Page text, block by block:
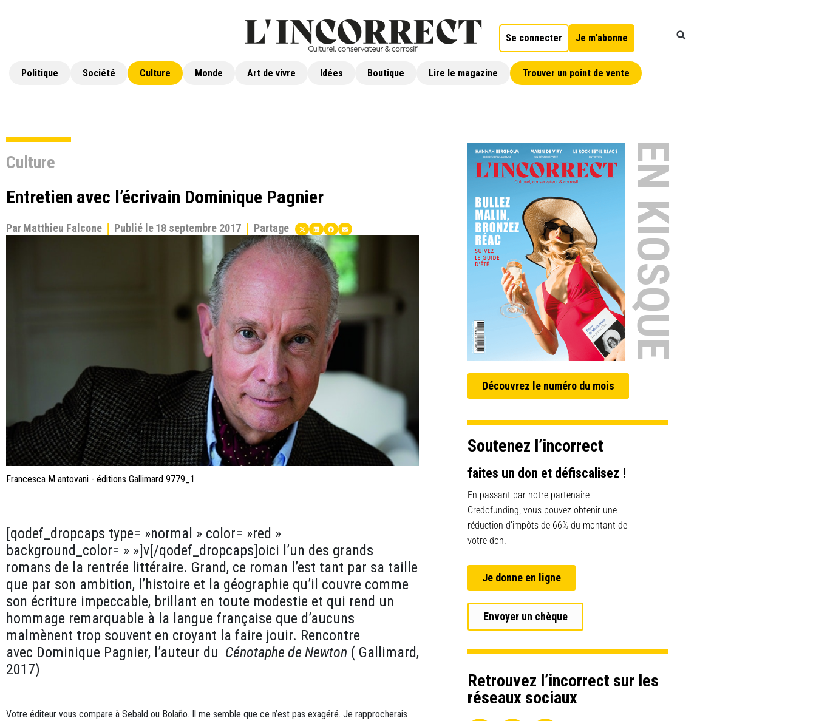
Se connecter Je m'abonne
Politique Société Culture Monde Art de vivre Idées Boutique Lire le magazine Trouver un point de vente
Culture
Entretien avec l’écrivain Dominique Pagnier
ParMatthieu Falcone Publié le18 septembre 2017 Partage
Francesca M antovani - éditions Gallimard 9779_1
[qodef_dropcaps type= »normal » color= »red »
background_color= » »]v[/qodef_dropcaps]oici l’un des grands
romans de la rentrée littéraire. Grand, ce roman l’est tant par sa taille
que par son ambition, l’histoire et la géographie qu’il couvre comme
son écriture impeccable, brillant en toute modestie et qui rend un
hommage remarquable à la langue française que d’aucuns
malmènent trop souvent en croyant la faire jouir. Rencontre
avec Dominique Pagnier, l’auteur du Cénotaphe de Newton ( Gallimard,
2017)
Votre éditeur vous compare à Sebald ou Bolaño. Il me semble que ce n’est pas exagéré. Je rapprocherais
EN KIOSQUE
Découvrez le numéro du mois
Soutenez l’incorrect
faites un don et défiscalisez !
En passant par notre partenaire
Credofunding, vous pouvez obtenir une
réduction d’impôts de 66% du montant de
votre don.
Je donne en ligne
Envoyer un chèque
Retrouvez l’incorrect sur les
réseaux sociaux